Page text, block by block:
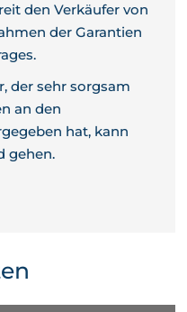
den Verkäufer von
der Garantien
der sehr sorgsam
an den
hat, kann
gehen.